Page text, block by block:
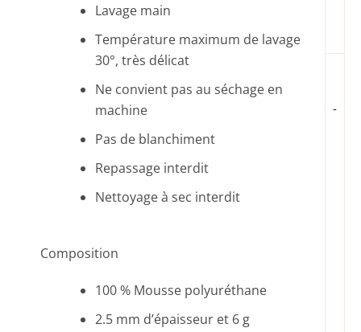
-
Lavage main
Température maximum de lavage
30°, très délicat
Ne convient pas au séchage en
machine
Pas de blanchiment
Repassage interdit
Nettoyage à sec interdit
Composition
100 % Mousse polyuréthane
2.5 mm d’épaisseur et 6 g